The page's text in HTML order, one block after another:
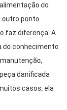
do
ponto.
faz diferença. A
do conhecimento
danificada
casos, ela